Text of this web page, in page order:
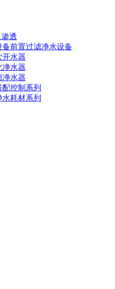
透
前置过滤净水设备
开水器
净水器
净水器
配控制系列
水耗材系列